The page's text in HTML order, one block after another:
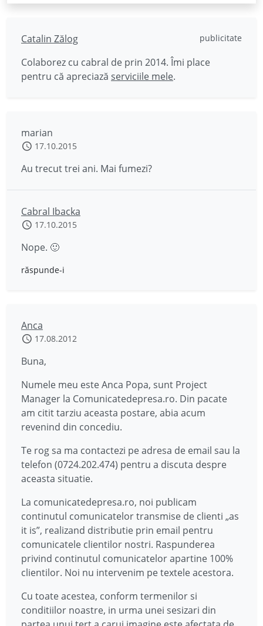
Catalin Zălog publicitate
Colaborez cu cabral de prin 2014. Îmi place
pentru că apreciază serviciile mele.
marian
17.10.2015
Au trecut trei ani. Mai fumezi?
Cabral Ibacka
17.10.2015
Nope. 🙂
răspunde-i
Anca
17.08.2012
Buna,
Numele meu este Anca Popa, sunt Project
Manager la Comunicatedepresa.ro. Din pacate
am citit tarziu aceasta postare, abia acum
revenind din concediu.
Te rog sa ma contactezi pe adresa de email sau la
telefon (0724.202.474) pentru a discuta despre
aceasta situatie.
La comunicatedepresa.ro, noi publicam
continutul comunicatelor transmise de clienti „as
it is”, realizand distributie prin email pentru
comunicatele clientilor nostri. Raspunderea
privind continutul comunicatelor apartine 100%
clientilor. Noi nu intervenim pe textele acestora.
Cu toate acestea, conform termenilor si
conditiilor noastre, in urma unei sesizari din